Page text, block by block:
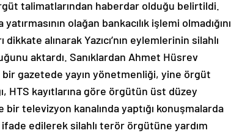
talimatlarından haberdar olduğu belirtildi.
olağan bankacılık işlemi olmadığını
alınarak Yazıcı’nın eylemlerinin silahlı
aktardı. Sanıklardan Ahmet Hüsrev
bir gazetede yayın yönetmenliği, yine örgüt
HTS kayıtlarına göre örgütün üst düzey
televizyon kanalında yaptığı konuşmalarda
edilerek silahlı terör örgütüne yardım